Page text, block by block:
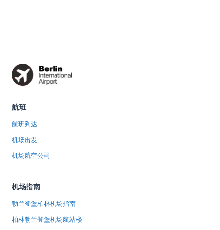
航班
航班到达
机场出发
机场航空公司
机场指南
勃兰登堡柏林机场指南
柏林勃兰登堡机场航站楼